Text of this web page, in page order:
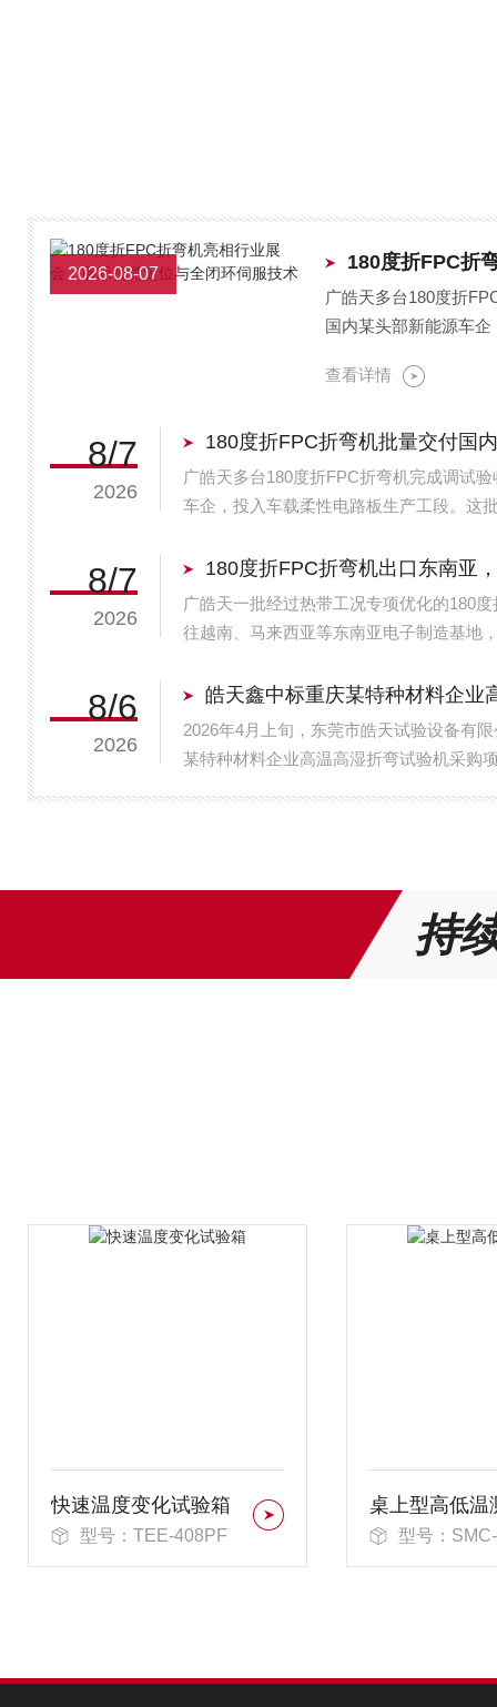
2026-08-07
广皓天多台180度折
国内某头部新能源车
查看详情
8/7
2026
广皓天多台180度折FPC折弯机完成调试
车企，投入车载柔性电路板生产工段。这
能车载FPC自主生产...
8/7
2026
广皓天一批经过热带工况专项优化的180
往越南、马来西亚等东南亚电子制造基地
精度优势进一步拓展海...
8/6
2026
皓天鑫中标重庆某特种材料企业
2026年4月上旬，东莞市皓天试验设备有
某特种材料企业高温高湿折弯试验机采购
持
快速温度变化试验箱
型号：TEE-408PF
桌上型高低温
型号：